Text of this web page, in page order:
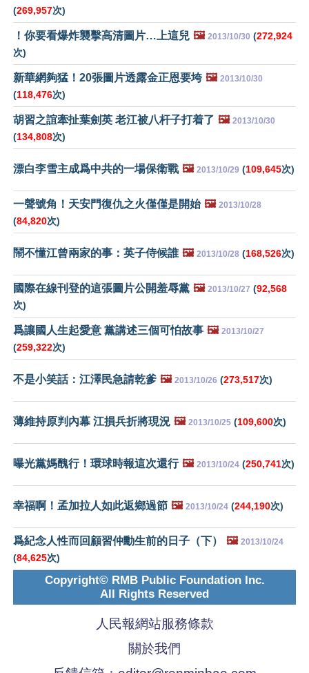
(269,957次)
！你要看爆炸襲擊高清圖片…上這兒 🖼️ 2013/10/30 (272,924
次)
新華網夠猛！20張圖片透露金正恩要垮 🖼️ 2013/10/30
(118,476次)
胡習之誼牽扯葉劍英 老江被八杆子打着了 🖼️ 2013/10/30
(134,808次)
漂白李雪主成爲中共的一場保衛戰 🖼️ 2013/10/29 (109,645次)
一聲號角！天安門復仇之火僅僅是開始 🖼️ 2013/10/28
(84,820次)
鬧不懂江曾兩家的事：英子侍候誰 🖼️ 2013/10/28 (168,526次)
國際在線刊登的這張圖片公開羞辱黨 🖼️ 2013/10/27 (92,568
次)
爲讓國人生起愛意 黨講述三個可怕故事 🖼️ 2013/10/27
(259,322次)
不是小笑話：江澤民急請乾爹 🖼️ 2013/10/26 (273,517次)
薄維持原判內幕 江損兵折將現況 🖼️ 2013/10/25 (109,600次)
曝光黨媽醜行！環球時報這次還行 🖼️ 2013/10/24 (250,741次)
幸福啊！孟加拉人如此返鄉過節 🖼️ 2013/10/24 (244,190次)
爲紀念人性而回顧習仲勳生前的日子（下） 🖼️ 2013/10/24
(84,625次)
Copyright© RMB Public Foundation Inc.
All Rights Reserved
人民報網站服務條款
關於我們